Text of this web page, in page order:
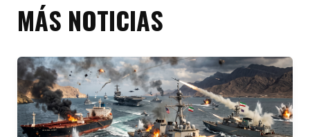
MÁS NOTICIAS